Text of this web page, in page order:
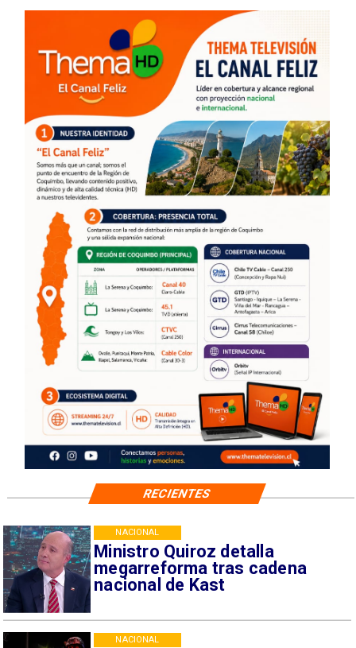
Ministro Quiroz detalla
megarreforma tras cadena
nacional de Kast
NACIONAL
NACIONAL
RECIENTES